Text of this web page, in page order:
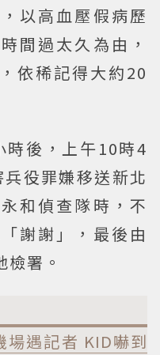
以高血壓假病歷
間過太久為由，
依稀記得大約20
時後，上午10時4
役罪嫌移送新北
和偵查隊時，不
謝謝」，最後由
署。
場遇記者 KID嚇到